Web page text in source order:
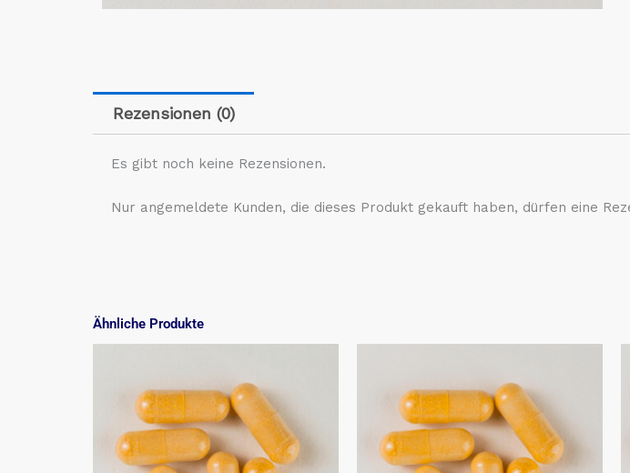
Rezensionen (0)
Es gibt noch keine Rezensionen.
Nur angemeldete Kunden, die dieses Produkt gekauft haben, dürfen eine
Ähnliche Produkte